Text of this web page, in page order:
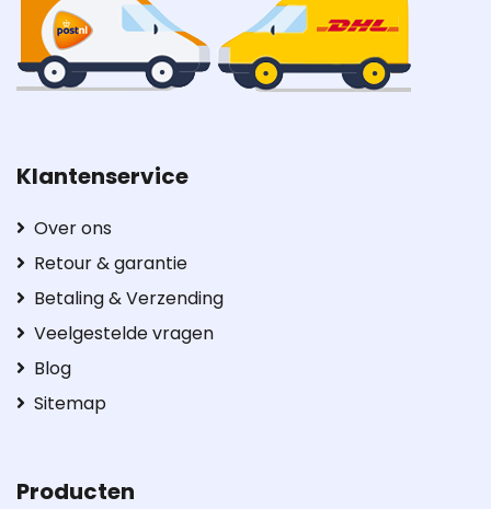
Klantenservice
Over ons
Retour & garantie
Betaling & Verzending
Veelgestelde vragen
Blog
Sitemap
Producten